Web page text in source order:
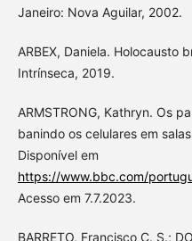
Janeiro: Nova Aguilar, 2002.
ARBEX, Daniela. Holocausto
Intrínseca, 2019.
ARMSTRONG, Kathryn. Os
banindo os celulares em
Disponível em
https://www.bbc.com/
Acesso em 7.7.2023.
BARRETO, Francisco C. S.;